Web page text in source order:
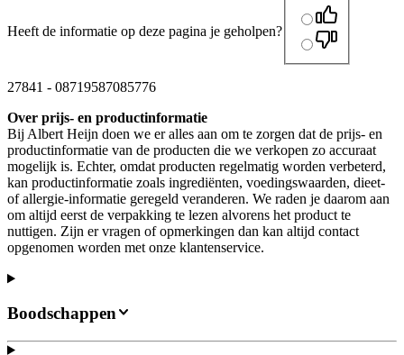
Heeft de informatie op deze pagina je geholpen?
27841 - 08719587085776
Over prijs- en productinformatie
Bij Albert Heijn doen we er alles aan om te zorgen dat de prijs- en
productinformatie van de producten die we verkopen zo accuraat
mogelijk is. Echter, omdat producten regelmatig worden verbeterd,
kan productinformatie zoals ingrediënten, voedingswaarden, dieet-
of allergie-informatie geregeld veranderen. We raden je daarom aan
om altijd eerst de verpakking te lezen alvorens het product te
nuttigen. Zijn er vragen of opmerkingen dan kan altijd contact
opgenomen worden met onze klantenservice.
Boodschappen